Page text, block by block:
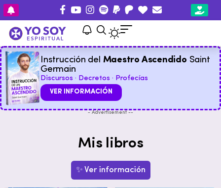
Instrucción del Maestro Ascendido Saint
Germain
Discursos · Decretos · Profecías
VER INFORMACIÓN
- Advertisement --
Mis libros
✨ Ver información